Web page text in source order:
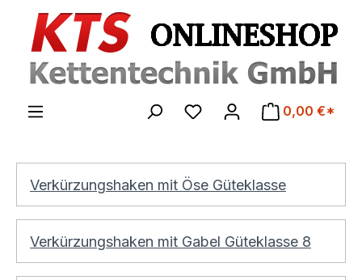
Zum Hauptinhalt springen
0,00 €*
Verkürzungshaken mit Öse Güteklasse
Verkürzungshaken mit Gabel Güteklasse 8